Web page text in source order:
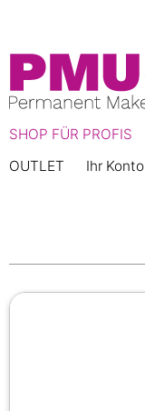
SHOP FÜR PROFIS
OUTLET
Ihr Konto